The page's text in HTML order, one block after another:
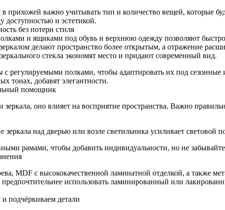
прихожей важно учитывать тип и количество вещей, которые
доступностью и эстетикой.
без потери стиля
и ящиками под обувь и верхнюю одежду позволяют
делают пространство более открытым, а отражение
стекла экономят место и придают современный вид.
регулируемыми полками, чтобы адаптировать их под
тонах, добавят элегантности.
помощник
оно влияет на восприятие пространства. Важно
зеркала над дверью или возле светильника усиливает световой
рамами, чтобы добавить индивидуальности, но не
MDF с высококачественной ламинатной отделкой, а также
использовать ламинированный или
подчёркиваем детали